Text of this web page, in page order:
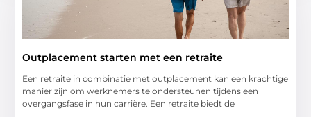
Outplacement starten met een retraite
Een retraite in combinatie met outplacement kan een krachtige
manier zijn om werknemers te ondersteunen tijdens een
overgangsfase in hun carrière. Een retraite biedt de